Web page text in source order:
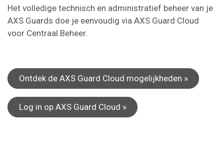
Het volledige technisch en administratief beheer van je
AXS Guards doe je eenvoudig via AXS Guard Cloud
voor Centraal Beheer.
Ontdek de AXS Guard Cloud mogelijkheden »
Log in op AXS Guard Cloud »